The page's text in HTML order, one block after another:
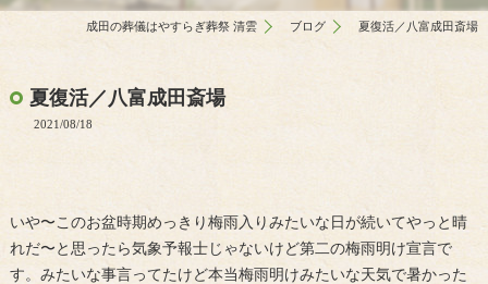
成田の葬儀はやすらぎ葬祭 清雲 ブログ 夏復活／八富成田斎場
夏復活／八富成田斎場
2021/08/18
いや〜このお盆時期めっきり梅雨入りみたいな日が続いてやっと晴
れだ〜と思ったら気象予報士じゃないけど第二の梅雨明け宣言で
す。みたいな事言ってたけど本当梅雨明けみたいな天気で暑かった